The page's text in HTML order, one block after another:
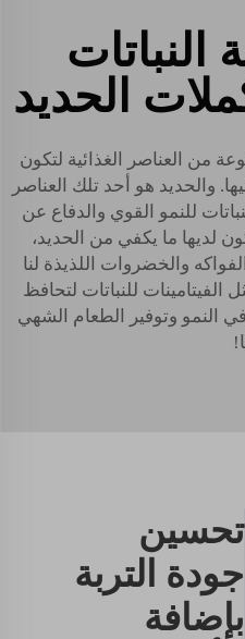
الحديد
من العناصر الغذائية لتكون
والحديد هو أحد تلك العناصر
للنمو القوي والدفاع عن
لديها ما يكفي من الحديد،
والخضروات اللذيذة لنا
الفيتامينات للنباتات لتحافظ
النمو وتوفير الطعام الشهي
تحسين
جودة التربة
بإضافة